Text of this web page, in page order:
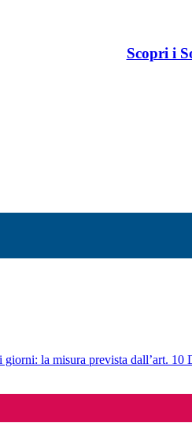
Scopri i
la misura prevista dall’art. 10